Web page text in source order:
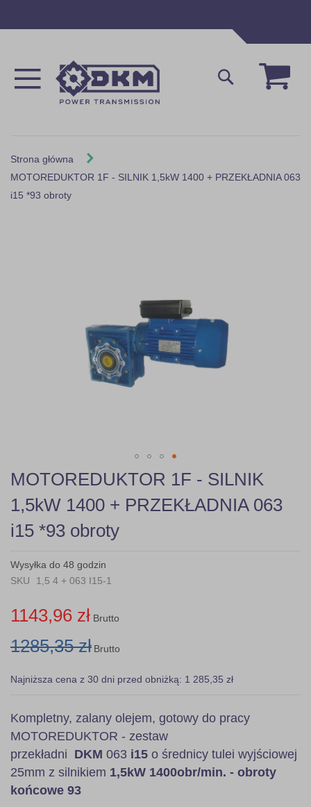
Mój
Szukaj
Strona główna
MOTOREDUKTOR 1F - SILNIK 1,5kW 1400 + PRZEKŁADNIA 063
i15 *93 obroty
Skip
to
the
beginning
of
the
gallery
MOTOREDUKTOR 1F - SILNIK
1,5kW 1400 + PRZEKŁADNIA 063
i15 *93 obroty
Wysyłka do 48 godzin
SKU
1,5 4 + 063 I15-1
1143,96 zł Brutto
1285,35 zł Brutto
Najniższa cena z 30 dni przed obniżką: 1 285,35 zł
Kompletny, zalany olejem, gotowy do pracy
MOTOREDUKTOR - zestaw
przekładni DKM 063 i15 o średnicy tulei wyjściowej
25mm z silnikiem 1,5kW 1400obr/min. - obroty
końcowe 93